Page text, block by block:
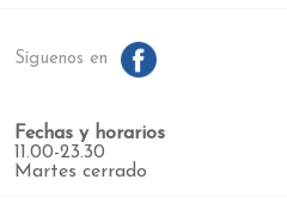
Síguenos en
Fechas y horarios
11.00-23.30
Martes cerrado